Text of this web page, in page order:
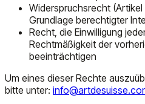
Widerspruchsrecht
Grundlage berechtigter
Recht, die Einwilligung
Rechtmäßigkeit der
beeinträchtigen
Um eines dieser Rechte
bitte unter: